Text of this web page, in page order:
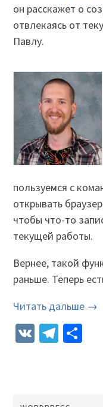
он расскажет о
отвлекаясь от
Павлу.
пользуемся с
открывать
чтобы что-то
текущей работы.
Вернее, такой
раньше. Теперь
Читать дальше →
VK